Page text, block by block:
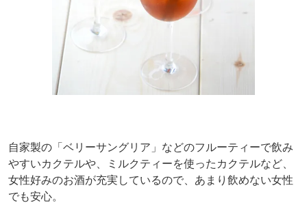
自家製の「ベリーサングリア」などのフルーティーで飲み
やすいカクテルや、ミルクティーを使ったカクテルなど、
女性好みのお酒が充実しているので、あまり飲めない女性
でも安心。